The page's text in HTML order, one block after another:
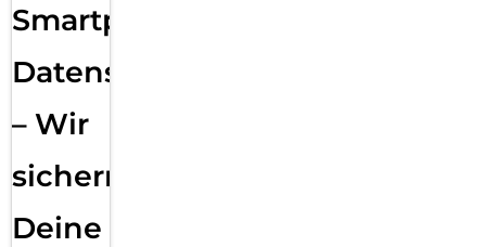
Smartphone
Datensicherung
– Wir
sichern
Deine